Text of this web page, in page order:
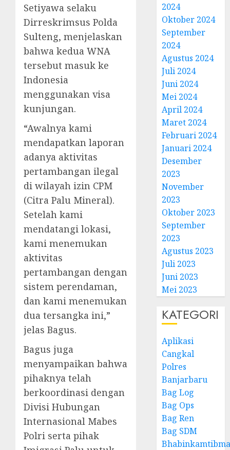
Setiyawa selaku
Dirreskrimsus Polda
Sulteng, menjelaskan
bahwa kedua WNA
tersebut masuk ke
Indonesia
menggunakan visa
kunjungan.
“Awalnya kami
mendapatkan laporan
adanya aktivitas
pertambangan ilegal
di wilayah izin CPM
(Citra Palu Mineral).
Setelah kami
mendatangi lokasi,
kami menemukan
aktivitas
pertambangan dengan
sistem perendaman,
dan kami menemukan
dua tersangka ini,”
jelas Bagus.
Bagus juga
menyampaikan bahwa
pihaknya telah
berkoordinasi dengan
Divisi Hubungan
Internasional Mabes
Polri serta pihak
2024
Oktober 2024
September
2024
Agustus 2024
Juli 2024
Juni 2024
Mei 2024
April 2024
Maret 2024
Februari 2024
Januari 2024
Desember
2023
November
2023
Oktober 2023
September
2023
Agustus 2023
Juli 2023
Juni 2023
Mei 2023
KATEGORI
Aplikasi
Cangkal
Polres
Banjarbaru
Bag Log
Bag Ops
Bag Ren
Bag SDM